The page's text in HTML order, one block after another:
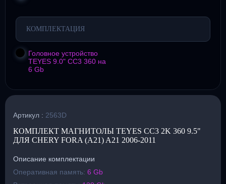
КОМПЛЕКТАЦИЯ
Головное устройство
TEYES 9.0" CC3 360 на
6 Gb
Артикул : 2563D
КОМПЛЕКТ МАГНИТОЛЫ TEYES CC3 2K 360 9.5"
ДЛЯ CHERY FORA (A21) A21 2006-2011
Описание комплектации
Оперативная память: 6 Gb